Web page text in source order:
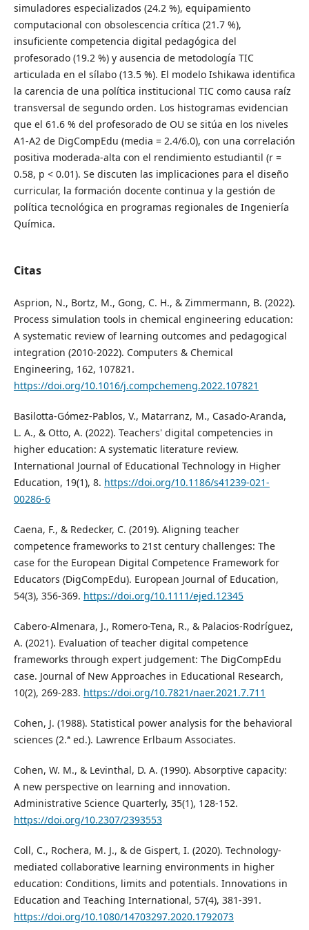
simuladores especializados (24.2 %), equipamiento
computacional con obsolescencia crítica (21.7 %),
insuficiente competencia digital pedagógica del
profesorado (19.2 %) y ausencia de metodología TIC
articulada en el sílabo (13.5 %). El modelo Ishikawa identifica
la carencia de una política institucional TIC como causa raíz
transversal de segundo orden. Los histogramas evidencian
que el 61.6 % del profesorado de OU se sitúa en los niveles
A1-A2 de DigCompEdu (media = 2.4/6.0), con una correlación
positiva moderada-alta con el rendimiento estudiantil (r =
0.58, p < 0.01). Se discuten las implicaciones para el diseño
curricular, la formación docente continua y la gestión de
política tecnológica en programas regionales de Ingeniería
Química.
Citas
Asprion, N., Bortz, M., Gong, C. H., & Zimmermann, B. (2022).
Process simulation tools in chemical engineering education:
A systematic review of learning outcomes and pedagogical
integration (2010-2022). Computers & Chemical
Engineering, 162, 107821.
https://doi.org/10.1016/j.compchemeng.2022.107821
Basilotta-Gómez-Pablos, V., Matarranz, M., Casado-Aranda,
L. A., & Otto, A. (2022). Teachers' digital competencies in
higher education: A systematic literature review.
International Journal of Educational Technology in Higher
Education, 19(1), 8. https://doi.org/10.1186/s41239-021-
00286-6
Caena, F., & Redecker, C. (2019). Aligning teacher
competence frameworks to 21st century challenges: The
case for the European Digital Competence Framework for
Educators (DigCompEdu). European Journal of Education,
54(3), 356-369. https://doi.org/10.1111/ejed.12345
Cabero-Almenara, J., Romero-Tena, R., & Palacios-Rodríguez,
A. (2021). Evaluation of teacher digital competence
frameworks through expert judgement: The DigCompEdu
case. Journal of New Approaches in Educational Research,
10(2), 269-283. https://doi.org/10.7821/naer.2021.7.711
Cohen, J. (1988). Statistical power analysis for the behavioral
sciences (2.ª ed.). Lawrence Erlbaum Associates.
Cohen, W. M., & Levinthal, D. A. (1990). Absorptive capacity:
A new perspective on learning and innovation.
Administrative Science Quarterly, 35(1), 128-152.
https://doi.org/10.2307/2393553
Coll, C., Rochera, M. J., & de Gispert, I. (2020). Technology-
mediated collaborative learning environments in higher
education: Conditions, limits and potentials. Innovations in
Education and Teaching International, 57(4), 381-391.
https://doi.org/10.1080/14703297.2020.1792073